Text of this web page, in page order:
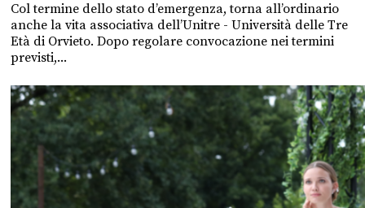
Col termine dello stato d’emergenza, torna all’ordinario
anche la vita associativa dell’Unitre - Università delle Tre
Età di Orvieto. Dopo regolare convocazione nei termini
previsti,...